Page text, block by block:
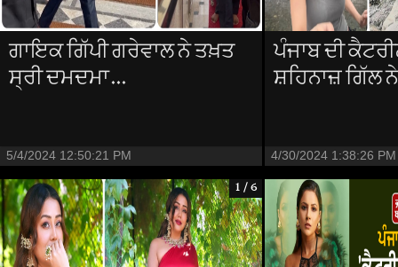
ਗਾਇਕ ਗਿੱਪੀ ਗਰੇਵਾਲ ਨੇ ਤਖ਼ਤ
ਸ੍ਰੀ ਦਮਦਮਾ...
5/4/2024 12:50:21 PM
ਪੰਜਾਬ ਦੀ
ਸ਼ਹਿਨਾਜ਼ ਗਿੱਲ
4/30/2024 1:38:26 PM
1 / 6